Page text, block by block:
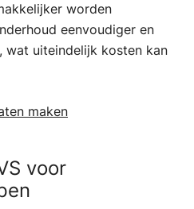
worden
eenvoudiger en
wat uiteindelijk kosten kan
maken
voor